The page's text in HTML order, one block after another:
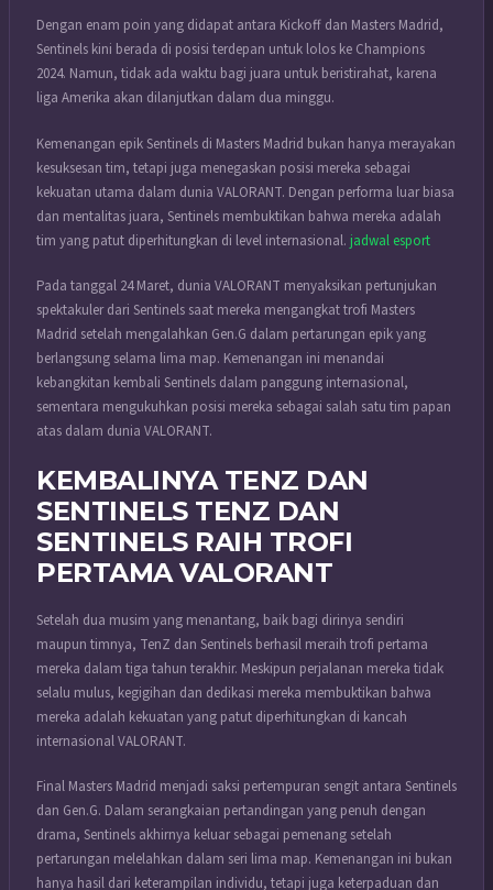
Dengan enam poin yang didapat antara Kickoff dan Masters Madrid,
Sentinels kini berada di posisi terdepan untuk lolos ke Champions
2024. Namun, tidak ada waktu bagi juara untuk beristirahat, karena
liga Amerika akan dilanjutkan dalam dua minggu.
Kemenangan epik Sentinels di Masters Madrid bukan hanya merayakan
kesuksesan tim, tetapi juga menegaskan posisi mereka sebagai
kekuatan utama dalam dunia VALORANT. Dengan performa luar biasa
dan mentalitas juara, Sentinels membuktikan bahwa mereka adalah
tim yang patut diperhitungkan di level internasional. jadwal esport
Pada tanggal 24 Maret, dunia VALORANT menyaksikan pertunjukan
spektakuler dari Sentinels saat mereka mengangkat trofi Masters
Madrid setelah mengalahkan Gen.G dalam pertarungan epik yang
berlangsung selama lima map. Kemenangan ini menandai
kebangkitan kembali Sentinels dalam panggung internasional,
sementara mengukuhkan posisi mereka sebagai salah satu tim papan
atas dalam dunia VALORANT.
KEMBALINYA TENZ DAN
SENTINELS TENZ DAN
SENTINELS RAIH TROFI
PERTAMA VALORANT
Setelah dua musim yang menantang, baik bagi dirinya sendiri
maupun timnya, TenZ dan Sentinels berhasil meraih trofi pertama
mereka dalam tiga tahun terakhir. Meskipun perjalanan mereka tidak
selalu mulus, kegigihan dan dedikasi mereka membuktikan bahwa
mereka adalah kekuatan yang patut diperhitungkan di kancah
internasional VALORANT.
Final Masters Madrid menjadi saksi pertempuran sengit antara Sentinels
dan Gen.G. Dalam serangkaian pertandingan yang penuh dengan
drama, Sentinels akhirnya keluar sebagai pemenang setelah
pertarungan melelahkan dalam seri lima map. Kemenangan ini bukan
hanya hasil dari keterampilan individu, tetapi juga keterpaduan dan